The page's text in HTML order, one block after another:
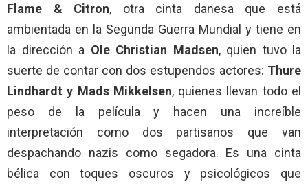
Flame & Citron, otra cinta danesa que está
ambientada en la Segunda Guerra Mundial y tiene en
la dirección a Ole Christian Madsen, quien tuvo la
suerte de contar con dos estupendos actores: Thure
Lindhardt y Mads Mikkelsen, quienes llevan todo el
peso de la película y hacen una increíble
interpretación como dos partisanos que van
despachando nazis como segadora. Es una cinta
bélica con toques oscuros y psicológicos que